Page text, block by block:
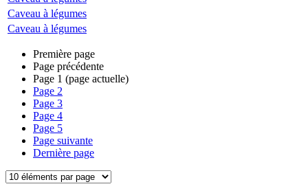
Caveau à légumes
Caveau à légumes
Première page
Page précédente
Page 1 (page actuelle)
Page 2
Page 3
Page 4
Page 5
Page suivante
Dernière page